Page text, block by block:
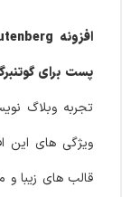
افزونه Post Layouts Pro for Gutenberg
پست برای
تجربه وبلاگ‌
ویژگی‌ های این
قالب‌ های زیبا و